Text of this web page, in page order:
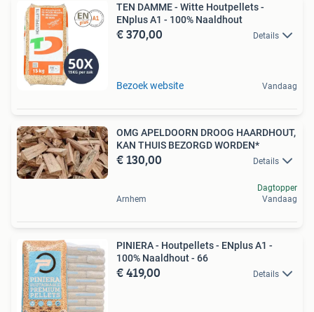
TEN DAMME - Witte Houtpellets -
ENplus A1 - 100% Naaldhout
€ 370,00 Details
Bezoek website Vandaag
OMG APELDOORN DROOG HAARDHOUT,
KAN THUIS BEZORGD WORDEN*
€ 130,00 Details
Arnhem
Dagtopper
Vandaag
PINIERA - Houtpellets - ENplus A1 -
100% Naaldhout - 66
€ 419,00 Details